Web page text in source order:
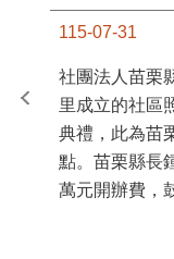
115-07-31
社團法人苗栗
里成立的社區
典禮，此為苗
點。苗栗縣長
萬元開辦費，